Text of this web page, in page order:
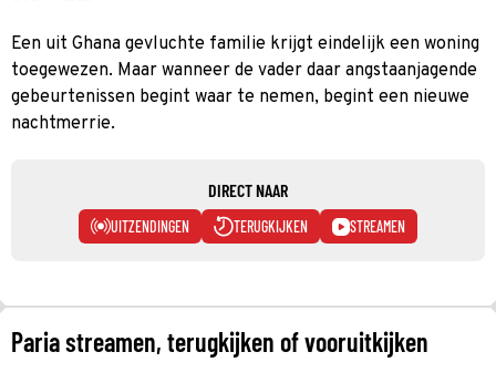
Een uit Ghana gevluchte familie krijgt eindelijk een woning
toegewezen. Maar wanneer de vader daar angstaanjagende
gebeurtenissen begint waar te nemen, begint een nieuwe
nachtmerrie.
DIRECT NAAR
UITZENDINGEN TERUGKIJKEN STREAMEN
Paria streamen, terugkijken of vooruitkijken